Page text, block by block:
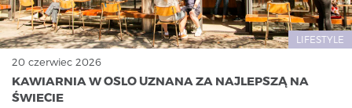
LIFESTYLE
20 czerwiec 2026
KAWIARNIA W OSLO UZNANA ZA NAJLEPSZĄ NA
ŚWIECIE